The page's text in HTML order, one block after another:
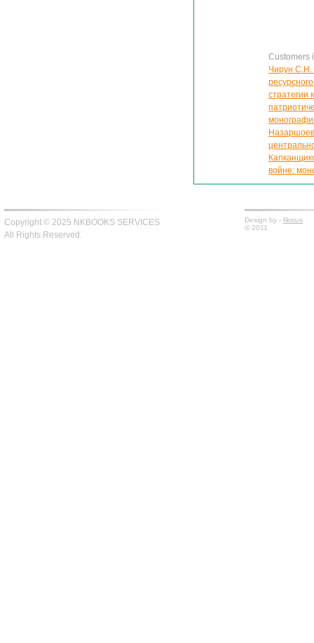
Customers
Чирун С.Н.
стратегии
войне:
Copyright © 2025 NKBOOKS SERVICES
All Rights Reserved.
Design by - fiksius
© 2011